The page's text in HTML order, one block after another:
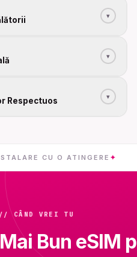
▾
▾
Respectuos ▾
CU O ATINGERE ✦
// CÂND VREI TU
Bun eSIM